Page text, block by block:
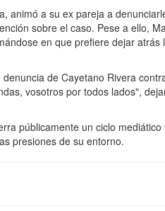
animó a su ex pareja a
sobre el caso. Pese a ello,
en que prefiere dejar atrás
de Cayetano Rivera
vosotros por todos lados",
públicamente un ciclo
presiones de su entorno.